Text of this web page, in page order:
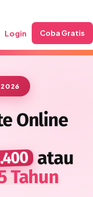
Login Coba Gratis
2017 — terakhir Mei 2026.
Rp 1.043.400
2026
Online
atau
Tahun